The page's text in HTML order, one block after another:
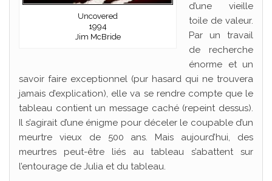
Uncovered
1994
Jim McBride
d’une vieille
toile de valeur.
Par un travail
de recherche
énorme et un
savoir faire exceptionnel (pur hasard qui ne trouvera
jamais d’explication), elle va se rendre compte que le
tableau contient un message caché (repeint dessus).
Il s’agirait d’une énigme pour déceler le coupable d’un
meurtre vieux de 500 ans. Mais aujourd’hui, des
meurtres peut-être liés au tableau s’abattent sur
l’entourage de Julia et du tableau.